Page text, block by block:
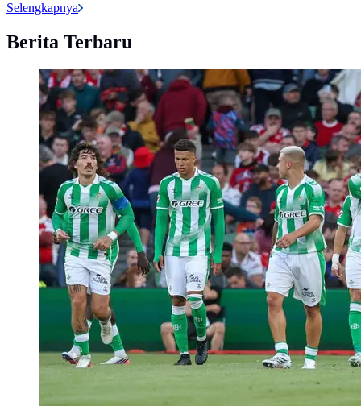
Selengkapnya
Berita Terbaru